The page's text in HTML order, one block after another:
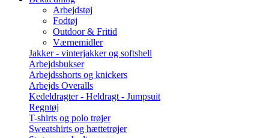
Arbejdstøj
Fodtøj
Outdoor & Fritid
Værnemidler
Jakker - vinterjakker og softshell
Arbejdsbukser
Arbejdsshorts og knickers
Arbejds Overalls
Kedeldragter - Heldragt - Jumpsuit
Regntøj
T-shirts og polo trøjer
Sweatshirts og hættetrøjer